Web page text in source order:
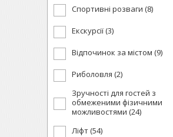
Спортивні розваги (8)
Екскурсії (3)
Відпочинок за містом (9)
Риболовля (2)
Зручності для гостей з
обмеженими фізичними
можливостями (24)
Ліфт (54)